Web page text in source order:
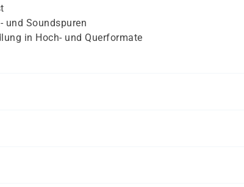
und Soundspuren
in Hoch- und Querformate
Videobearbeitung und -produktion